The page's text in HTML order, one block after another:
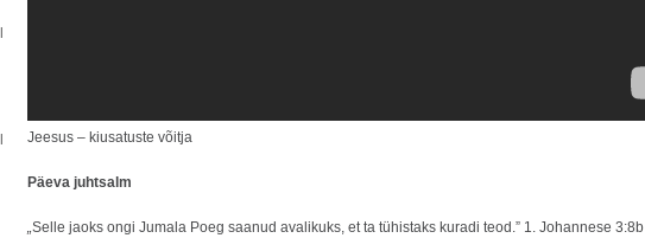
Jeesus – kiusatuste võitja
Päeva juhtsalm
„Selle jaoks ongi Jumala Poeg saanud avalikuks, et ta tühistaks kuradi teod.” 1. Johannese 3:8b